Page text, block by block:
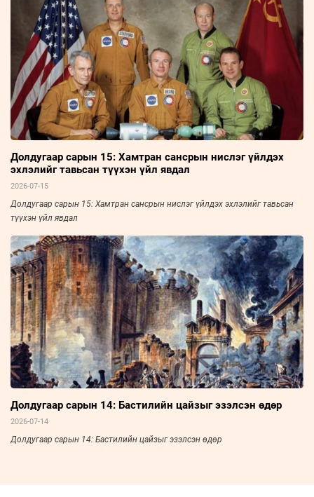
Долдугаар сарын 15: Хамтран сансрын нислэг үйлдэх
эхлэлийг тавьсан түүхэн үйл явдал
2026-07-15
Долдугаар сарын 15: Хамтран сансрын нислэг үйлдэх эхлэлийг тавьсан
түүхэн үйл явдал
Долдугаар сарын 14: Бастилийн цайзыг эзэлсэн өдөр
2026-07-14
Долдугаар сарын 14: Бастилийн цайзыг эзэлсэн өдөр